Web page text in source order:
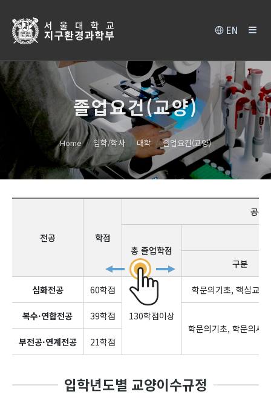
EN
졸업요건(교양)
Home 입학/학사 대학 졸업요건(교양)
전공 학점
공통
총 졸업학점
구분
심화전공 60학점
130학점이상
학문의기초, 핵심교양
복수·연합전공
39학점
학문의기초, 학문의세
부전공·연계전공
21학점
입학년도별 교양이수규정